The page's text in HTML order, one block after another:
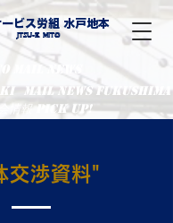
ビス労組 水戸地本
​Jtsu-E Mito
MAIL NEWS
MaiL NEWS FUKUSHIMA
情報 PIcK UP!
交渉資料"